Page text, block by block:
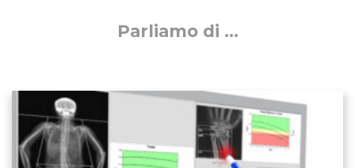
Parliamo di ...